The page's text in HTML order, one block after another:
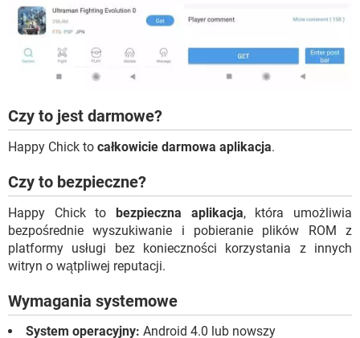
Czy to jest darmowe?
Happy Chick to całkowicie darmowa aplikacja.
Czy to bezpieczne?
Happy Chick to bezpieczna aplikacja, która umożliwia
bezpośrednie wyszukiwanie i pobieranie plików ROM z
platformy usługi bez konieczności korzystania z innych
witryn o wątpliwej reputacji.
Wymagania systemowe
System operacyjny: Android 4.0 lub nowszy